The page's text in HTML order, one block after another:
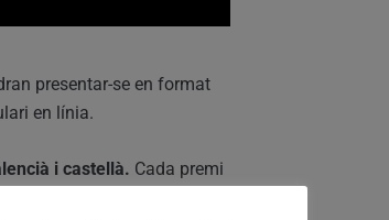
presentar-se en format
en línia.
i castellà. Cada premi